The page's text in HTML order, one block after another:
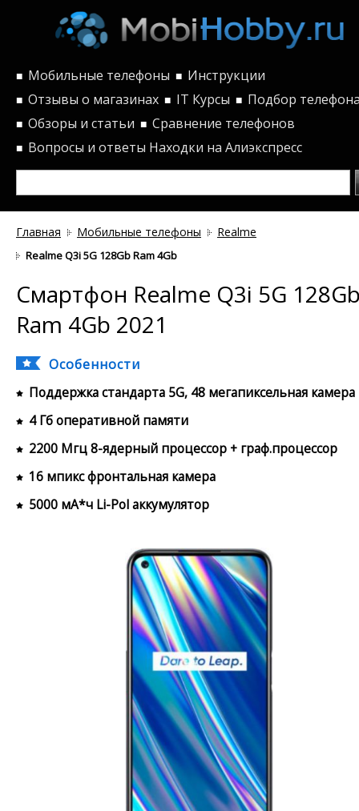
■ Мобильные телефоны ■ Инструкции
■ Отзывы о магазинах ■ IT Курсы ■ Подбор
■ Обзоры и статьи ■ Сравнение телефонов
■ Вопросы и ответы Находки на Алиэкспресс
Главная Мобильные телефоны Realme
Realme Q3i 5G 128Gb Ram 4Gb
Смартфон Realme Q3i 5G
Ram 4Gb 2021
Особенности
Поддержка стандарта 5G, 48 мегапиксельная камера
4 Гб оперативной памяти
2200 Мгц 8-ядерный процессор + граф.процессор
16 мпикс фронтальная камера
5000 мА*ч Li-Pol аккумулятор